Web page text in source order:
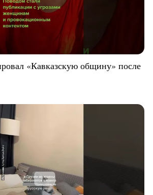
«Кавказскую общину» после